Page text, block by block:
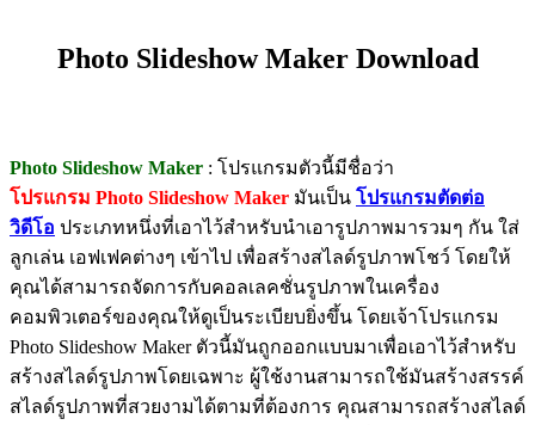
Photo Slideshow Maker Download
Photo Slideshow Maker : โปรแกรมตัวนี้มีชื่อว่า
โปรแกรม Photo Slideshow Maker มันเป็น โปรแกรมตัดต่อ
วิดีโอ ประเภทหนึ่งที่เอาไว้สำหรับนำเอารูปภาพมารวมๆ กัน ใส่
ลูกเล่น เอฟเฟคต่างๆ เข้าไป เพื่อสร้างสไลด์รูปภาพโชว์ โดยให้
คุณได้สามารถจัดการกับคอลเลคชั่นรูปภาพในเครื่อง
คอมพิวเตอร์ของคุณให้ดูเป็นระเบียบยิ่งขึ้น โดยเจ้าโปรแกรม
Photo Slideshow Maker ตัวนี้มันถูกออกแบบมาเพื่อเอาไว้สำหรับ
สร้างสไลด์รูปภาพโดยเฉพาะ ผู้ใช้งานสามารถใช้มันสร้างสรรค์
สไลด์รูปภาพที่สวยงามได้ตามที่ต้องการ คุณสามารถสร้างสไลด์